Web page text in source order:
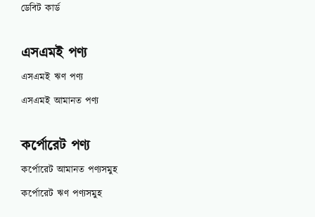
ডেবিট কার্ড
এসএমই পণ্য
এসএমই ঋণ পণ্য
এসএমই আমানত পণ্য
কর্পোরেট পণ্য
কর্পোরেট আমানত পণ্যসমুহ
কর্পোরেট ঋণ পণ্যসমুহ